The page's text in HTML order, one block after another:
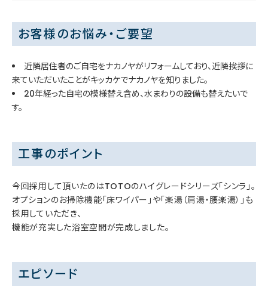
お客様のお悩み・ご要望
近隣居住者のご自宅をナカノヤがリフォームしており、近隣挨拶に
来ていただいたことがキッカケでナカノヤを知りました。
20年経った自宅の模様替え含め、水まわりの設備も替えたいで
す。
工事のポイント
今回採用して頂いたのはTOTOのハイグレードシリーズ「シンラ」。
オプションのお掃除機能「床ワイパー」や「楽湯（肩湯・腰楽湯）」も
採用していただき、
機能が充実した浴室空間が完成しました。
エピソード